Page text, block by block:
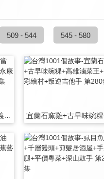
509 - 544 545 - 580
烤雞便當+虱目魚米粉+義式家鄉味+永康麻辣麵+三姊妹烘焙 第279集